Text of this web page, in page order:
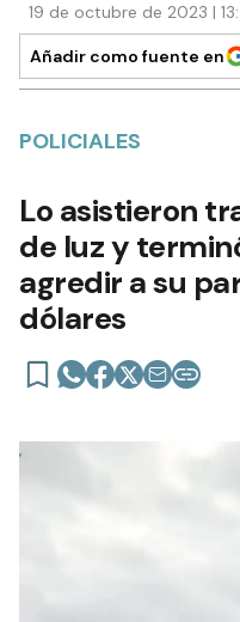
19 de octubre de 2023 |
Añadir como fuente en
POLICIALES
Lo asistieron
de luz y
agredir a su
dólares